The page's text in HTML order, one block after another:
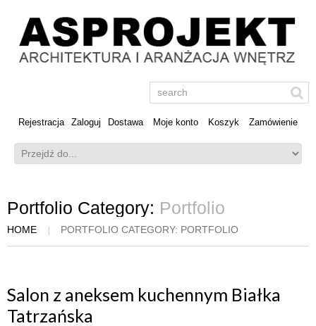
Rejestracja Zaloguj Dostawa Moje konto Koszyk Zamówienie
Portfolio Category: Portfolio
HOME PORTFOLIO CATEGORY: PORTFOLIO
Salon z aneksem kuchennym Białka
Tatrzańska